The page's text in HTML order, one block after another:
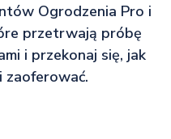
Ogrodzenia Pro i
przetrwają próbę
i przekonaj się, jak
zaoferować.